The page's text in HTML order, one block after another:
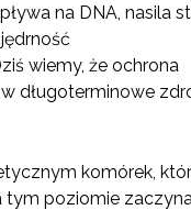
na DNA, nasila
wiemy, że ochrona
długoterminowe
komórek,
tym poziomie